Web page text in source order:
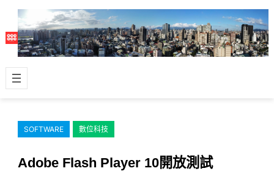
主
容
SOFTWARE 數位科技
Adobe Flash Player 10開放測試